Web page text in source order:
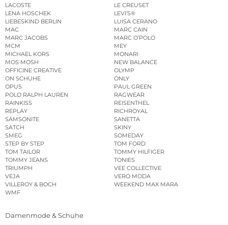
LACOSTE
LE CREUSET
LENA HOSCHEK
LEVI’S®
LIEBESKIND BERLIN
LUISA CERANO
MAC
MARC CAIN
MARC JACOBS
MARC O’POLO
MCM
MEY
MICHAEL KORS
MONARI
MOS MOSH
NEW BALANCE
OFFICINE CREATIVE
OLYMP
ON SCHUHE
ONLY
OPUS
PAUL GREEN
POLO RALPH LAUREN
RAGWEAR
RAINKISS
REISENTHEL
REPLAY
RICHROYAL
SAMSONITE
SANETTA
SATCH
SKINY
SMEG
SOMEDAY
STEP BY STEP
TOM FORD
TOM TAILOR
TOMMY HILFIGER
TOMMY JEANS
TONIES
TRIUMPH
VEE COLLECTIVE
VEJA
VERO MODA
VILLEROY & BOCH
WEEKEND MAX MARA
WMF
Damenmode & Schuhe